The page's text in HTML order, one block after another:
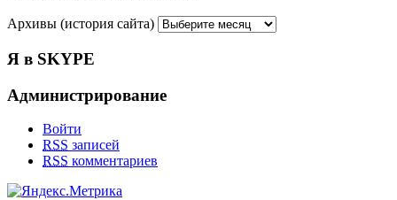
Архивы (история сайта)
Я в SKYPE
Администрирование
Войти
RSS записей
RSS комментариев